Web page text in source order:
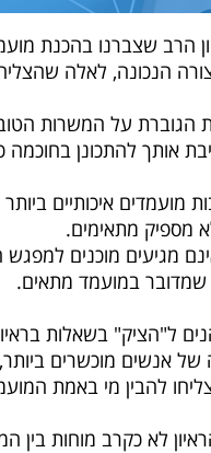
הרב שצברנו בהכנת
הנכונה, לאלה
הגוברת על המשרות
אותך להתכונן
מועמדים איכותיים
מספיק מתאימים.
מגיעים מוכנים
שמדובר במועמד מתאים.
ל"הציק" בשאלות
אנשים מוכשרים
להבין מי באמת
לא כקרב מוחות בין